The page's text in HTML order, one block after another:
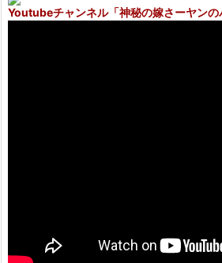
Youtubeチャンネル「神秘の嫁さーヤンの